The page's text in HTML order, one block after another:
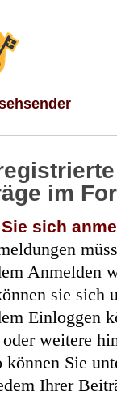
im
sich
Anmelden
sie sich
Einloggen
oder weitere
können Sie
Ihrer